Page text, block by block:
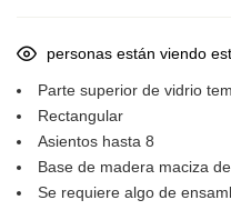
personas están viendo
Parte superior de vidrio
Rectangular
Asientos hasta 8
Base de madera maciza
Se requiere algo de